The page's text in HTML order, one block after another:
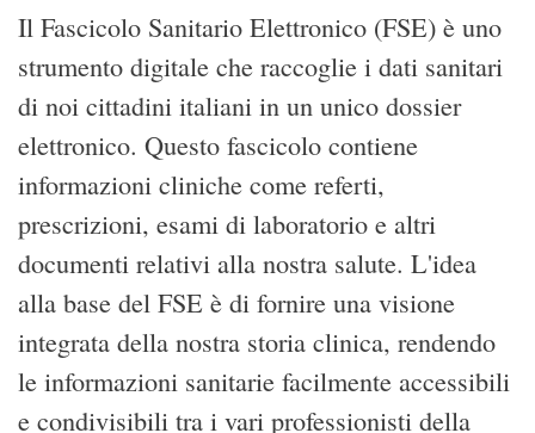
Il Fascicolo Sanitario Elettronico (FSE) è uno
strumento digitale che raccoglie i dati sanitari
di noi cittadini italiani in un unico dossier
elettronico. Questo fascicolo contiene
informazioni cliniche come referti,
prescrizioni, esami di laboratorio e altri
documenti relativi alla nostra salute. L'idea
alla base del FSE è di fornire una visione
integrata della nostra storia clinica, rendendo
le informazioni sanitarie facilmente accessibili
e condivisibili tra i vari professionisti della